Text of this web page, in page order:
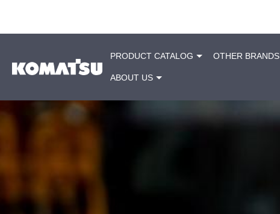
PRODUCT CATALOG OTHER BRANDS
ABOUT US